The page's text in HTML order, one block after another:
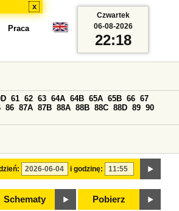
x
Praca
i godzinę:
61 62 63 64A 64B 65A 65B 66 67
86 87A 87B 88A 88B 88C 88D 89 90
Schematy Pobierz
Czwartek
06-08-2026
22:18